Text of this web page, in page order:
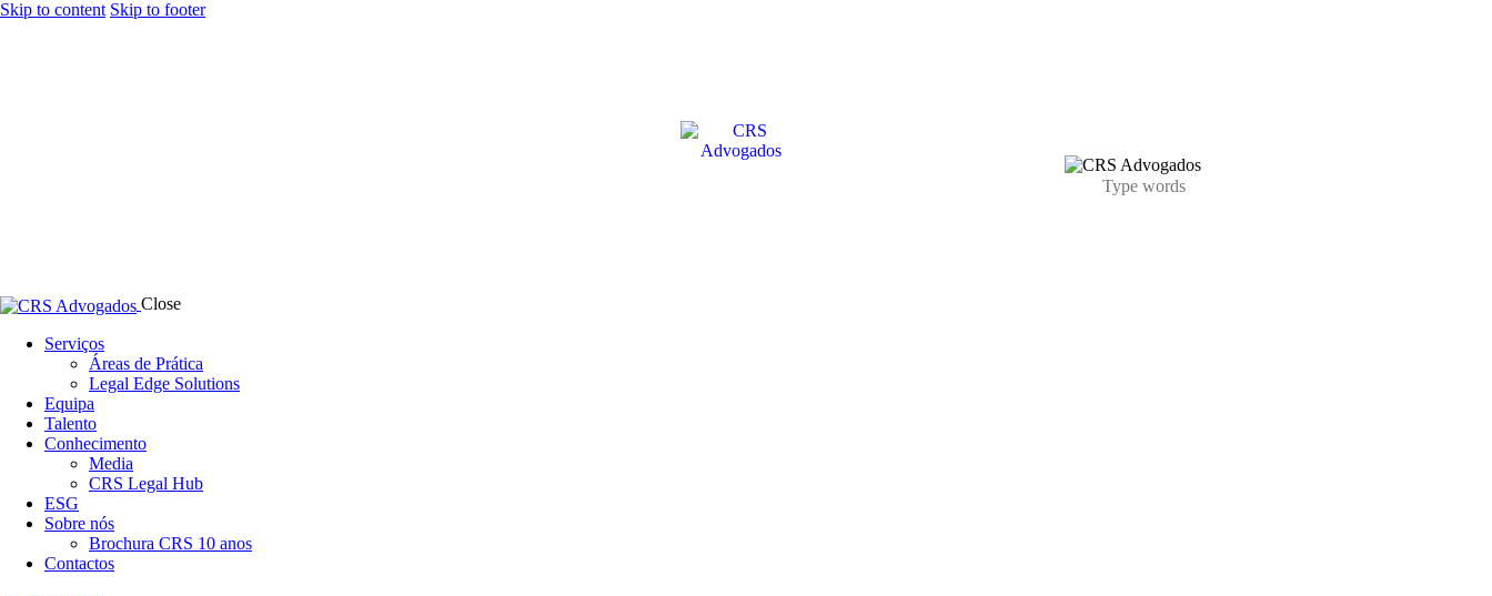
Skip to content Skip to footer
Close
Serviços
Áreas de Prática
Legal Edge Solutions
Equipa
Talento
Conhecimento
Media
CRS Legal Hub
ESG
Sobre nós
Brochura CRS 10 anos
Contactos